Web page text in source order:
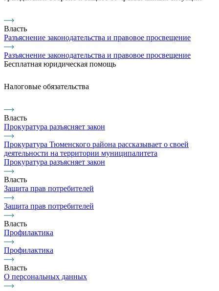
Власть
Разъяснение законодательства и правовое просвещение
Разъяснение законодательства и правовое просвещение
Бесплатная юридическая помощь
Налоговые обязательства
Власть
Прокуратура разъясняет закон
Прокуратура Тюменского района рассказывает о своей
деятельности на территории муниципалитета
Прокуратура разъясняет закон
Власть
Защита прав потребителей
Защита прав потребителей
Власть
Профилактика
Профилактика
Власть
О персональных данных